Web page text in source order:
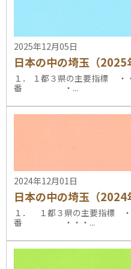
2025年12月05日
日本の中の埼玉（2025
１． １都３県の主要指標
番 ・...
2024年12月01日
日本の中の埼玉（2024
１． １都３県の主要指標
番 ・・・...